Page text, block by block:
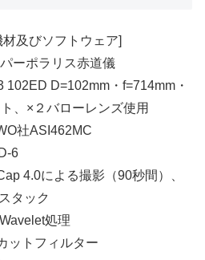
及びソフトウェア]
ーポラリス赤道儀
D=102mm・f=714mm・
、×２バローレンズ使用
社ASI462MC
6
4.0による撮影（90秒間）、
タック
処理
ットフィルター